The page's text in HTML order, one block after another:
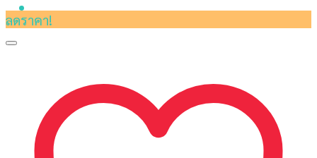
ลดราคา!